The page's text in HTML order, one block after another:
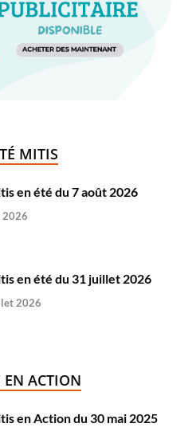
MITIS
en été du 7 août 2026
2026
en été du 31 juillet 2026
2026
ACTION
en Action du 30 mai 2025